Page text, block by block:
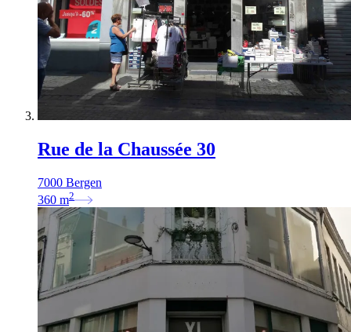
Rue de la Chaussée 30
7000 Bergen
360 m2